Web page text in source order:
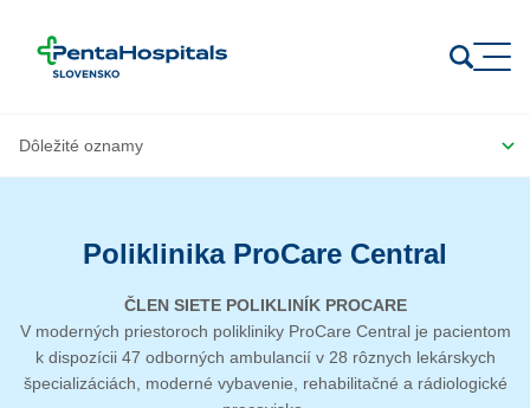
Poliklinika ProCare Central
ČLEN SIETE POLIKLINÍK PROCARE
V moderných priestoroch polikliniky ProCare Central je pacientom
k dispozícii 47 odborných ambulancií v 28 rôznych lekárskych
špecializáciách, moderné vybavenie, rehabilitačné a rádiologické